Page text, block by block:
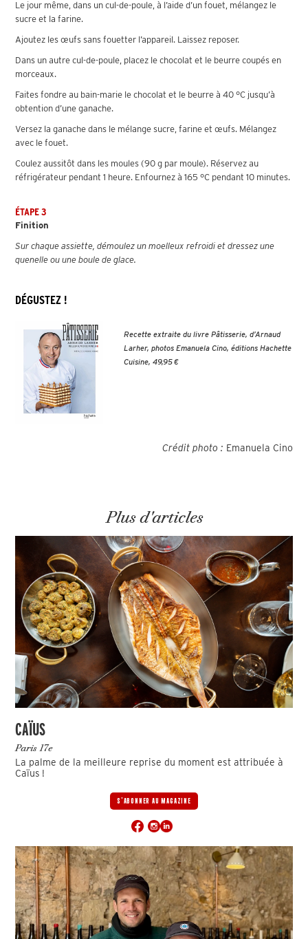
Le jour même, dans un cul-de-poule, à l’aide d’un fouet, mélangez le
sucre et la farine.
Ajoutez les œufs sans fouetter l’appareil. Laissez reposer.
Dans un autre cul-de-poule, placez le chocolat et le beurre coupés en
morceaux.
Faites fondre au bain-marie le chocolat et le beurre à 40 °C jusqu’à
obtention d’une ganache.
Versez la ganache dans le mélange sucre, farine et œufs. Mélangez
avec le fouet.
Coulez aussitôt dans les moules (90 g par moule). Réservez au
réfrigérateur pendant 1 heure. Enfournez à 165 °C pendant 10 minutes.
ÉTAPE 3
Finition
Sur chaque assiette, démoulez un moelleux refroidi et dressez une
quenelle ou une boule de glace.
DÉGUSTEZ !
Recette extraite du livre Pâtisserie, d’Arnaud
Larher, photos Emanuela Cino, éditions Hachette
Cuisine, 49,95 €
Crédit photo : Emanuela Cino
Plus d'articles
CAÏUS
Paris 17e
La palme de la meilleure reprise du moment est attribuée à
Caïus !
S'ABONNER AU MAGAZINE